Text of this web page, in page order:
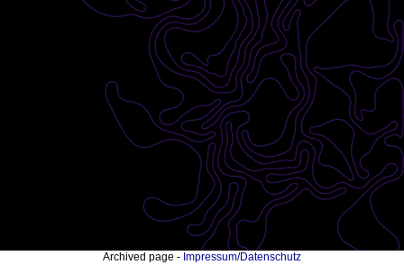
Archived page - Impressum/Datenschutz